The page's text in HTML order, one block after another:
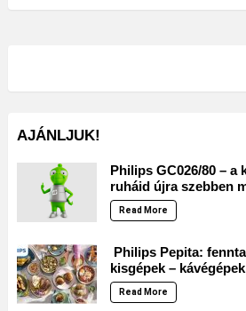
AJÁNLJUK!
Philips GC026/80 – a
ruháid újra szebben
Read More
Philips Pepita:
kisgépek –
Read More